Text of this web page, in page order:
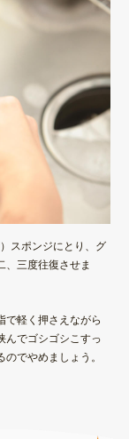
スポンジにとり、グ
、三度往復させま
で軽く押さえながら
んでゴシゴシこすっ
のでやめましょう。